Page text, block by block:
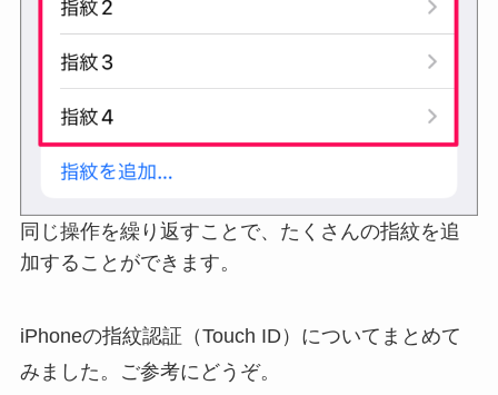
同じ操作を繰り返すことで、たくさんの指紋を追
加することができます。
iPhoneの指紋認証（Touch ID）についてまとめて
みました。ご参考にどうぞ。